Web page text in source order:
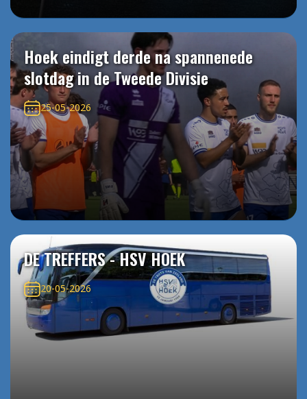
Hoek eindigt derde na spannenede
slotdag in de Tweede Divisie
25-05-2026
DE TREFFERS - HSV HOEK
20-05-2026